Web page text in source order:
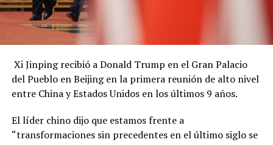
Xi Jinping recibió a Donald Trump en el Gran Palacio
del Pueblo en Beijing en la primera reunión de alto nivel
entre China y Estados Unidos en los últimos 9 años.
El líder chino dijo que estamos frente a
“transformaciones sin precedentes en el último siglo se